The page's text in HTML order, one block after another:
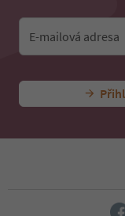
E-mailová adresa